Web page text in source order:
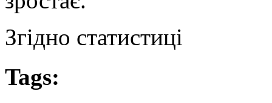
Згідно статистиці
Tags: